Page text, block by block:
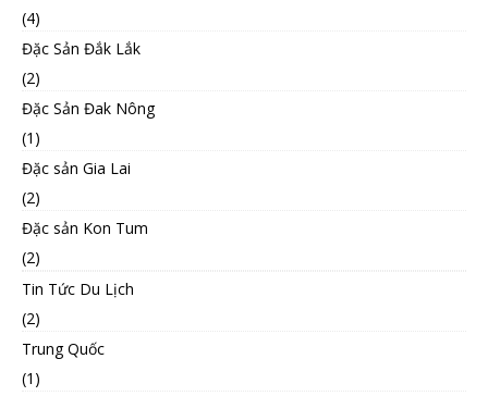
(4)
Đặc Sản Đắk Lắk
(2)
Đặc Sản Đak Nông
(1)
Đặc sản Gia Lai
(2)
Đặc sản Kon Tum
(2)
Tin Tức Du Lịch
(2)
Trung Quốc
(1)